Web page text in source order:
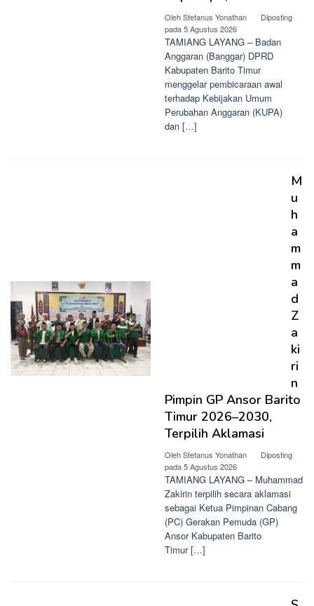
OlehStefanus Yonathan
Diposting
pada5 Agustus 2026
TAMIANG LAYANG – Badan
Anggaran (Banggar) DPRD
Kabupaten Barito Timur
menggelar pembicaraan awal
terhadap Kebijakan Umum
Perubahan Anggaran (KUPA)
dan […]
M
u
h
a
m
m
a
d
Z
a
ki
ri
n
Pimpin GP Ansor Barito
Timur 2026–2030,
Terpilih Aklamasi
OlehStefanus Yonathan
Diposting
pada5 Agustus 2026
TAMIANG LAYANG – Muhammad
Zakirin terpilih secara aklamasi
sebagai Ketua Pimpinan Cabang
(PC) Gerakan Pemuda (GP)
Ansor Kabupaten Barito
Timur […]